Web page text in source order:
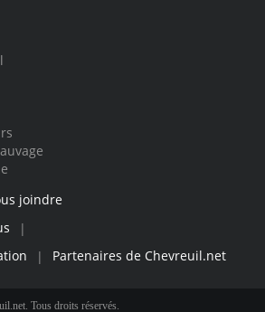
joindre
|
| Partenaires de Chevreuil.net
Tous droits réservés.